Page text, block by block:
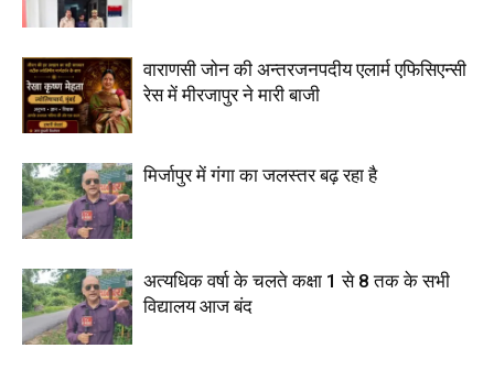
वाराणसी जोन की अन्तरजनपदीय एलार्म एफिसिएन्सी
रेस में मीरजापुर ने मारी बाजी
मिर्जापुर में गंगा का जलस्तर बढ़ रहा है
अत्यधिक वर्षा के चलते कक्षा 1 से 8 तक के सभी
विद्यालय आज बंद